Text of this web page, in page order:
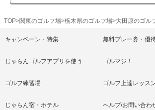
TOP 関東のゴルフ場 栃木県のゴルフ場 大田原のゴル
キャンペーン・特集 無料プレー券・優
じゃらんゴルフアプリを使う ゴルマジ！
ゴルフ練習場 ゴルフ上達レッス
じゃらん宿・ホテル ヘルプ/お問い合わ